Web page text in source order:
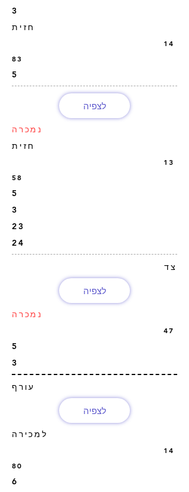
3
חזית
14
83
5
לצפיה
נמכרה
חזית
13
58
5
3
23
24
צד
לצפיה
נמכרה
47
5
3
עורף
לצפיה
למכירה
14
80
6